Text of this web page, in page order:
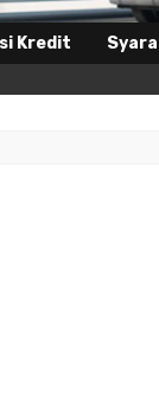
Kredit